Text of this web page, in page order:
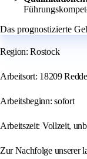
Das prognostizierte
Region: Rostock
Arbeitsort: 18209
Arbeitsbeginn: sofort
Arbeitszeit: Vollzeit,
Zur Nachfolge unserer